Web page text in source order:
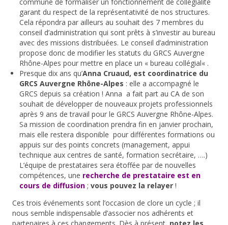
garant du respect de la représentativité de nos structures.
Cela répondra par ailleurs au souhait des 7 membres du
conseil d’administration qui sont prêts à s’investir au bureau
avec des missions distribuées. Le conseil d’administration
propose donc de modifier les statuts du GRCS Auvergne
Rhône-Alpes pour mettre en place un « bureau collégial« .
Presque dix ans qu’Anna Cruaud, est coordinatrice du
GRCS Auvergne Rhône-Alpes : elle a accompagné le
GRCS depuis sa création ! Anna a fait part au CA de son
souhait de développer de nouveaux projets professionnels
après 9 ans de travail pour le GRCS Auvergne Rhône-Alpes.
Sa mission de coordination prendra fin en janvier prochain,
mais elle restera disponible pour différentes formations ou
appuis sur des points concrets (management, appui
technique aux centres de santé, formation secrétaire, ….)
L’équipe de prestataires sera étoffée par de nouvelles
compétences, une recherche de prestataire est en
cours de diffusion; vous pouvez la relayer!
Ces trois événements sont l’occasion de clore un cycle ; il
nous semble indispensable d’associer nos adhérents et